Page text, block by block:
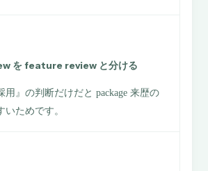
を feature review と分ける
用』の判断だけだと package 来歴の
ためです。